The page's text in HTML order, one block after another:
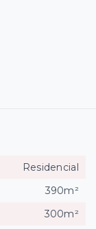
Residencial
390m²
300m²